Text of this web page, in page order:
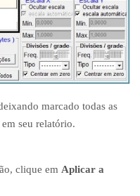
g
r
á
f
i
c
o
s
2
3
marcado todas as
seu relatório.
clique em Aplicar a